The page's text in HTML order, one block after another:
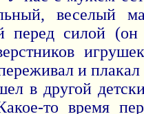
веселый
перед силой (он
и
в другой
то время